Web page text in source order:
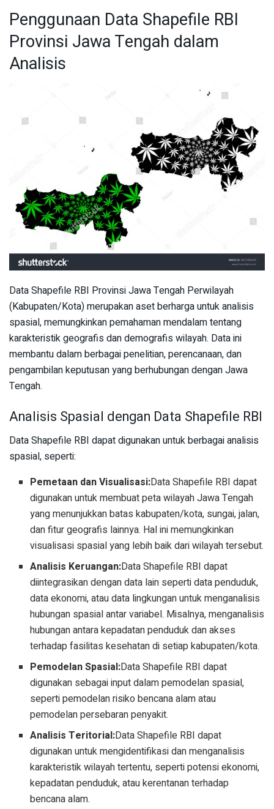
Penggunaan Data Shapefile RBI
Provinsi Jawa Tengah dalam
Analisis
Data Shapefile RBI Provinsi Jawa Tengah Perwilayah
(Kabupaten/Kota) merupakan aset berharga untuk analisis
spasial, memungkinkan pemahaman mendalam tentang
karakteristik geografis dan demografis wilayah. Data ini
membantu dalam berbagai penelitian, perencanaan, dan
pengambilan keputusan yang berhubungan dengan Jawa
Tengah.
Analisis Spasial dengan Data Shapefile RBI
Data Shapefile RBI dapat digunakan untuk berbagai analisis
spasial, seperti:
Pemetaan dan Visualisasi:Data Shapefile RBI dapat
digunakan untuk membuat peta wilayah Jawa Tengah
yang menunjukkan batas kabupaten/kota, sungai, jalan,
dan fitur geografis lainnya. Hal ini memungkinkan
visualisasi spasial yang lebih baik dari wilayah tersebut.
Analisis Keruangan:Data Shapefile RBI dapat
diintegrasikan dengan data lain seperti data penduduk,
data ekonomi, atau data lingkungan untuk menganalisis
hubungan spasial antar variabel. Misalnya, menganalisis
hubungan antara kepadatan penduduk dan akses
terhadap fasilitas kesehatan di setiap kabupaten/kota.
Pemodelan Spasial:Data Shapefile RBI dapat
digunakan sebagai input dalam pemodelan spasial,
seperti pemodelan risiko bencana alam atau
pemodelan persebaran penyakit.
Analisis Teritorial:Data Shapefile RBI dapat
digunakan untuk mengidentifikasi dan menganalisis
karakteristik wilayah tertentu, seperti potensi ekonomi,
kepadatan penduduk, atau kerentanan terhadap
bencana alam.